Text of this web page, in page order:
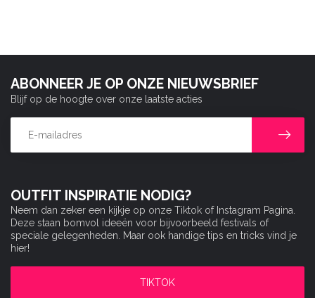
OUTFIT INSPIRATIE NODIG?
Neem dan zeker een kijkje op onze Tiktok of Instagram Pagina.
Deze staan bomvol ideeën voor bijvoorbeeld festivals of
speciale gelegenheden. Maar ook handige tips en tricks vind je
hier!
TIKTOK
ABONNEER JE OP ONZE NIEUWSBRIEF
Blijf op de hoogte over onze laatste acties